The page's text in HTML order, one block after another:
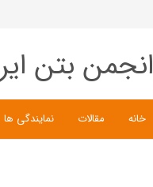
انجمن بتن
خانه مقالات نمایندگی ها